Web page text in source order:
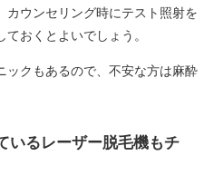
カウンセリング時にテスト照射を
おくとよいでしょう。
ックもあるので、不安な方は麻酔
いるレーザー脱毛機もチ